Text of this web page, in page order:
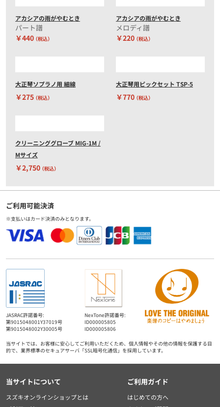
アカシアの雨がやむとき
パート譜
￥440（税込）
アカシアの雨がやむとき
メロディ譜
￥220（税込）
大正琴ソプラノ用 細線
￥275（税込）
大正琴用ピックセット TSP-5
￥770（税込）
クリーニンググローブ MIG-1M /
Mサイズ
￥2,750（税込）
ご利用可能決済
※支払いはカード決済のみとなります。
JASRAC許諾番号:
第9015048001Y37019号
第9015048002Y30005号
NexTone許諾番号:
ID000005805
ID000005806
当サイトでは、お客様に安心してご利用いただくため、個人情報やその他の情報を保護する目
的で、業界標準のセキュアサーバ「SSL暗号化通信」を採用しています。
当サイトについて
スズキオンラインショップとは
ご利用ガイド
はじめての方へ